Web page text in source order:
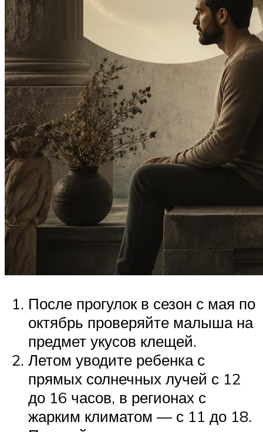
После прогулок в сезон с мая по
октябрь проверяйте малыша на
предмет укусов клещей.
Летом уводите ребенка с
прямых солнечных лучей с 12
до 16 часов, в регионах с
жарким климатом — с 11 до 18.